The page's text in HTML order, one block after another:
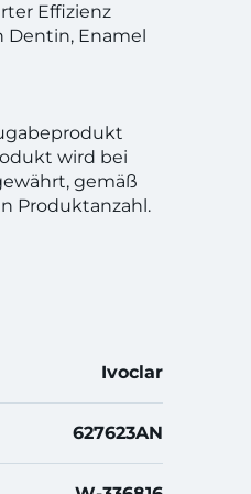
Effizienz
Dentin, Enamel
wird bei
gemäß
Produktanzahl.
Ivoclar
627623AN